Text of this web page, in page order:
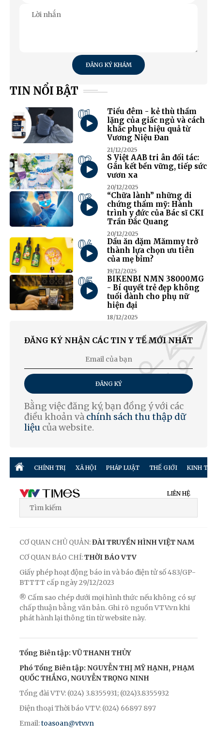
ĐĂNG KÝ KHÁM
TIN NỔI BẬT
01
Tiểu đêm - kẻ thù thầm
lặng của giấc ngủ và cách
khắc phục hiệu quả từ
Vương Niệu Đan
21/12/2025
02
S Việt AAB tri ân đối tác:
Gắn kết bền vững, tiếp sức
vươn xa
20/12/2025
03
“Chữa lành” những di
chứng thẩm mỹ: Hành
trình y đức của Bác sĩ CKI
Trần Đắc Quang
20/12/2025
04
Dầu ăn dặm Mămmy trở
thành lựa chọn ưu tiên
của mẹ bỉm?
19/12/2025
05
BIKENBI NMN 38000MG
- Bí quyết trẻ đẹp không
tuổi dành cho phụ nữ
hiện đại
18/12/2025
ĐĂNG KÝ NHẬN CÁC TIN Y TẾ MỚI NHẤT
ĐĂNG KÝ
Bằng việc đăng ký, bạn đồng ý với các
điều khoản và chính sách thu thập dữ
liệu của website.
CHÍNH TRỊ XÃ HỘI PHÁP LUẬT THẾ GIỚI KINH TẾ
LIÊN HỆ
CƠ QUAN CHỦ QUẢN:ĐÀI TRUYỀN HÌNH VIỆT NAM
CƠ QUAN BÁO CHÍ:THỜI BÁO VTV
Giấy phép hoạt động báo in và báo điện tử số 483/GP-
BTTTT cấp ngày 29/12/2023
® Cấm sao chép dưới mọi hình thức nếu không có sự
chấp thuận bằng văn bản. Ghi rõ nguồn VTV.vn khi
phát hành lại thông tin từ website này.
Tổng Biên tập: VŨ THANH THỦY
Phó Tổng Biên tập: NGUYỄN THỊ MỸ HẠNH, PHẠM
QUỐC THẮNG, NGUYỄN TRỌNG NINH
Tổng đài VTV: (024) 3.8355931; (024)3.8355932
Điện thoại Thời báo VTV: (024) 66897 897
Email:toasoan@vtv.vn